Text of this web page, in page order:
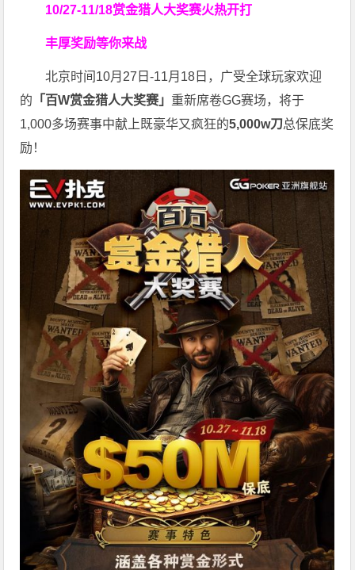
10/27-11/18赏金猎人大奖赛火热开打
丰厚奖励等你来战
北京时间10月27日-11月18日，广受全球玩家欢迎
的 「百W赏金猎人大奖赛」 重新席卷GG赛场，将于
1,000多场赛事中献上既豪华又疯狂的5,000w刀总保底奖
励！